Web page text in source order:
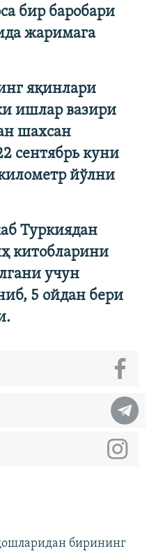
бир баробари
жаримага
яқинлари
ишлар вазири
шахсан
сентябрь куни
йўлни
Туркиядан
китобларини
учун
5 ойдан бери
бирининг